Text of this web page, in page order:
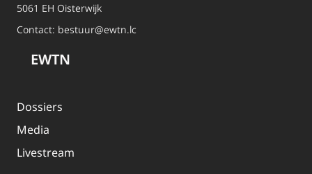
5061 EH Oisterwijk
Contact: bestuur@ewtn.lc
EWTN
Dossiers
Media
Livestream